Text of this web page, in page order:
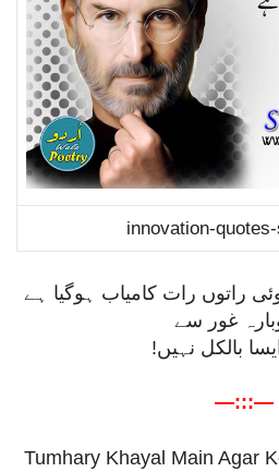
innovation-
راتوں رات کامیاب ہوگیا ہے
غور سے
بالکل نہیں!
—:::—
Tumhary Khayal Main Agar